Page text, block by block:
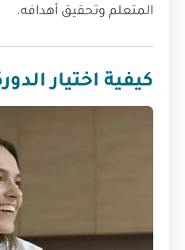
المتعلم وتحقيق أهدافه.
كيفية اختيار